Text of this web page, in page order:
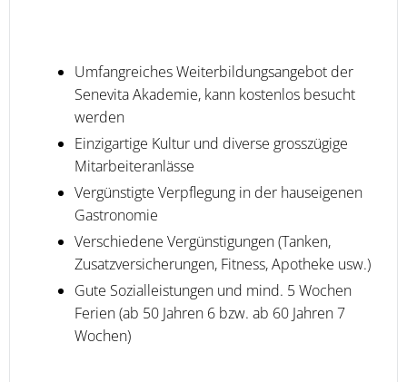
Umfangreiches Weiterbildungsangebot der
Senevita Akademie, kann kostenlos besucht
werden
Einzigartige Kultur und diverse grosszügige
Mitarbeiteranlässe
Vergünstigte Verpflegung in der hauseigenen
Gastronomie
Verschiedene Vergünstigungen (Tanken,
Zusatzversicherungen, Fitness, Apotheke usw.)
Gute Sozialleistungen und mind. 5 Wochen
Ferien (ab 50 Jahren 6 bzw. ab 60 Jahren 7
Wochen)